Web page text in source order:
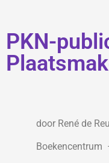
PKN-
door René de